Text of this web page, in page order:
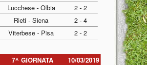
Lucchese - Olbia
2 - 2
Rieti - Siena
2 - 4
Viterbese - Pisa 2 - 2
7^ GIORNATA
10/03/2019